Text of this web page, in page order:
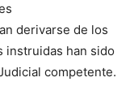
derivarse de los
instruidas han sido
competente.